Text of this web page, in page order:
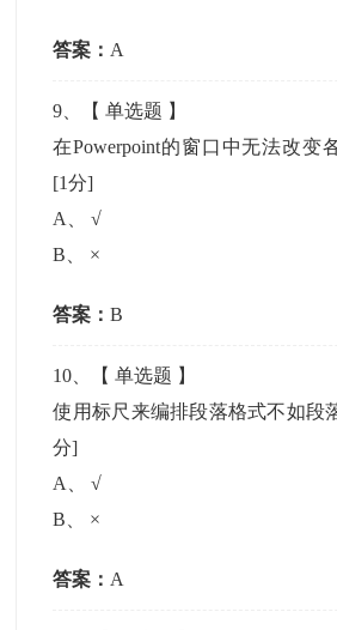
答案： A
9 、【单选题 】
在Powerpoint的窗口中无法改变
[1分]
A
、√
B
×
答案：B
10 、【单选题 】
使用标尺来编排段落格式不如段
分]
A
、√
B
×
答案： A